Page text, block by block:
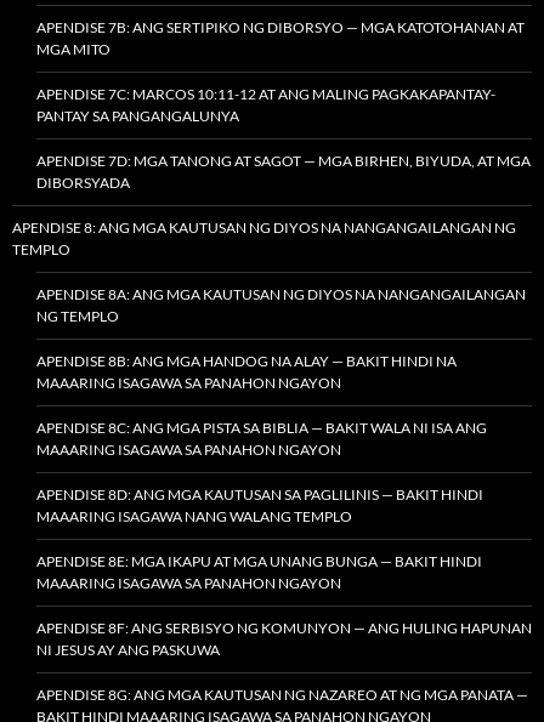
APENDISE 7B: ANG SERTIPIKO NG DIBORSYO — MGA KATOTOHANAN AT
MGA MITO
APENDISE 7C: MARCOS 10:11-12 AT ANG MALING PAGKAKAPANTAY-
PANTAY SA PANGANGALUNYA
APENDISE 7D: MGA TANONG AT SAGOT — MGA BIRHEN, BIYUDA, AT MGA
DIBORSYADA
APENDISE 8: ANG MGA KAUTUSAN NG DIYOS NA NANGANGAILANGAN NG
TEMPLO
APENDISE 8A: ANG MGA KAUTUSAN NG DIYOS NA NANGANGAILANGAN
NG TEMPLO
APENDISE 8B: ANG MGA HANDOG NA ALAY — BAKIT HINDI NA
MAAARING ISAGAWA SA PANAHON NGAYON
APENDISE 8C: ANG MGA PISTA SA BIBLIA — BAKIT WALA NI ISA ANG
MAAARING ISAGAWA SA PANAHON NGAYON
APENDISE 8D: ANG MGA KAUTUSAN SA PAGLILINIS — BAKIT HINDI
MAAARING ISAGAWA NANG WALANG TEMPLO
APENDISE 8E: MGA IKAPU AT MGA UNANG BUNGA — BAKIT HINDI
MAAARING ISAGAWA SA PANAHON NGAYON
APENDISE 8F: ANG SERBISYO NG KOMUNYON — ANG HULING HAPUNAN
NI JESUS AY ANG PASKUWA
APENDISE 8G: ANG MGA KAUTUSAN NG NAZAREO AT NG MGA PANATA —
BAKIT HINDI MAAARING ISAGAWA SA PANAHON NGAYON